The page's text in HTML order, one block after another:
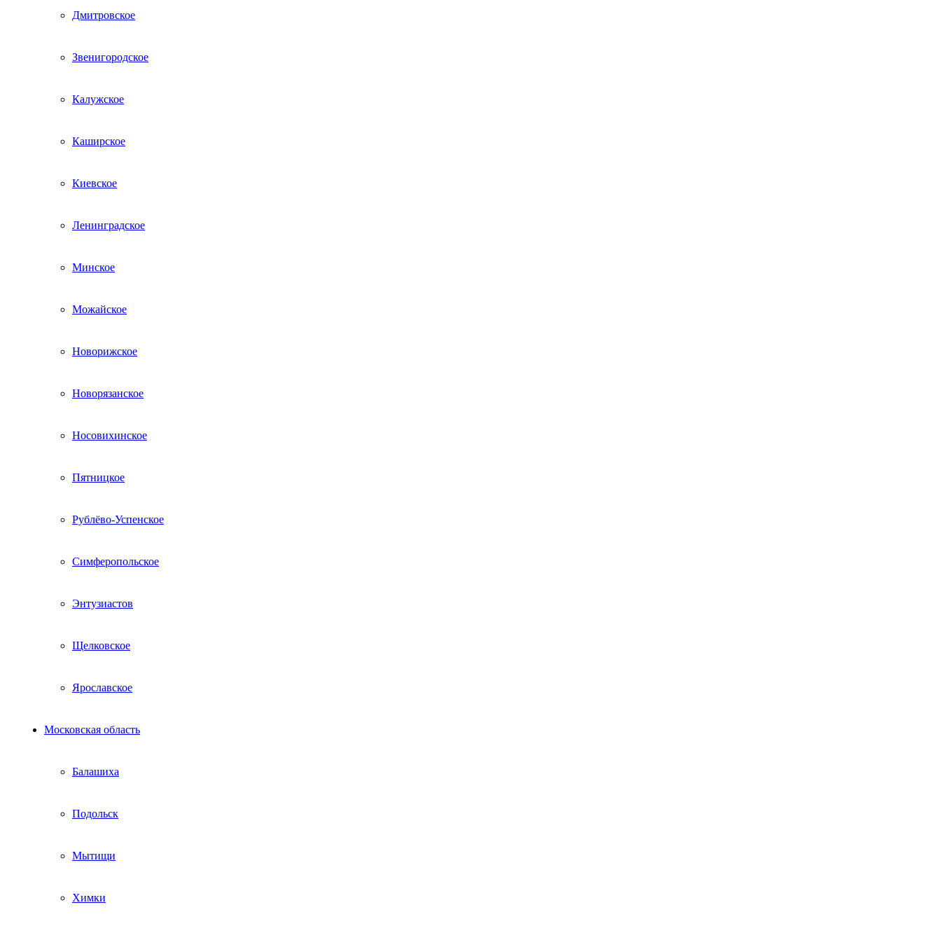
Дмитровское
Звенигородское
Калужское
Каширское
Киевское
Ленинградское
Минское
Можайское
Новорижское
Новорязанское
Носовихинское
Пятницкое
Рублёво-Успенское
Симферопольское
Энтузиастов
Щелковское
Ярославское
Московская область
Балашиха
Подольск
Мытищи
Химки